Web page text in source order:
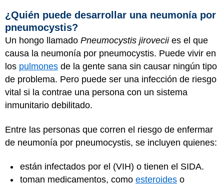
¿Quién puede desarrollar una neumonía por
pneumocystis?
Un hongo llamado Pneumocystis jirovecii es el que
causa la neumonía por pneumocystis. Puede vivir en
los pulmones de la gente sana sin causar ningún tipo
de problema. Pero puede ser una infección de riesgo
vital si la contrae una persona con un sistema
inmunitario debilitado.
Entre las personas que corren el riesgo de enfermar
de neumonía por pneumocystis, se incluyen quienes:
están infectados por el (VIH) o tienen el SIDA.
toman medicamentos, como esteroides o